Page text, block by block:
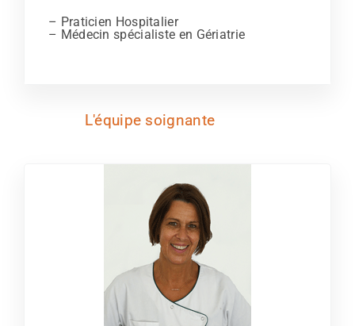
– Praticien Hospitalier
– Médecin spécialiste en Gériatrie
L'équipe soignante